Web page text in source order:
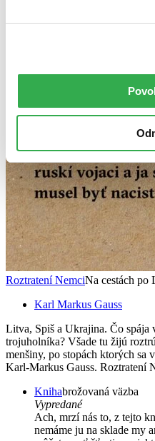
Roztratení NemciNa cestách po
Karl Markus Gauss
Litva, Spiš a Ukrajina. Čo spája
trojuholníka? Všade tu žijú
menšiny, po stopách ktorých sa
Karl-Markus Gauss. Roztratení
Knihabrožovaná väzba
Vypredané
Ach, mrzí nás to, z tejto
nemáme ju na sklade my